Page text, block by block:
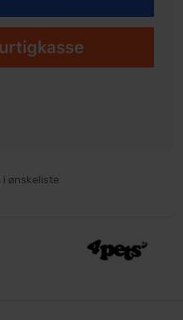
i ønskeliste